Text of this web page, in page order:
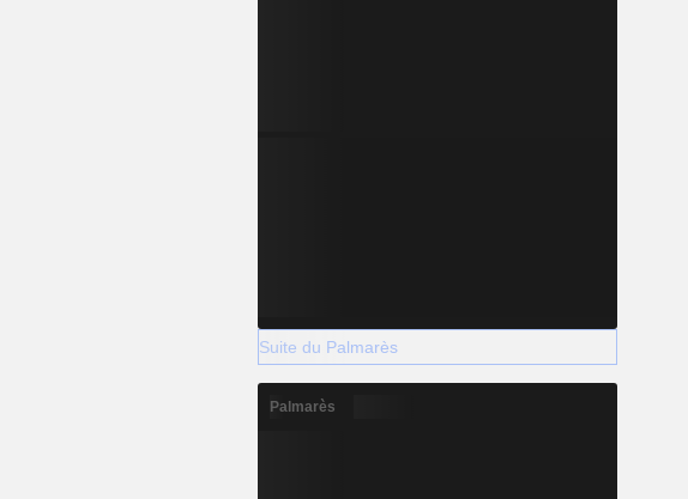
Suite du Palmarès
Palmarès